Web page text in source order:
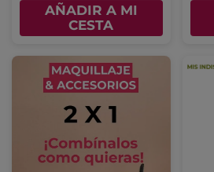
AÑADIR A MI
CESTA